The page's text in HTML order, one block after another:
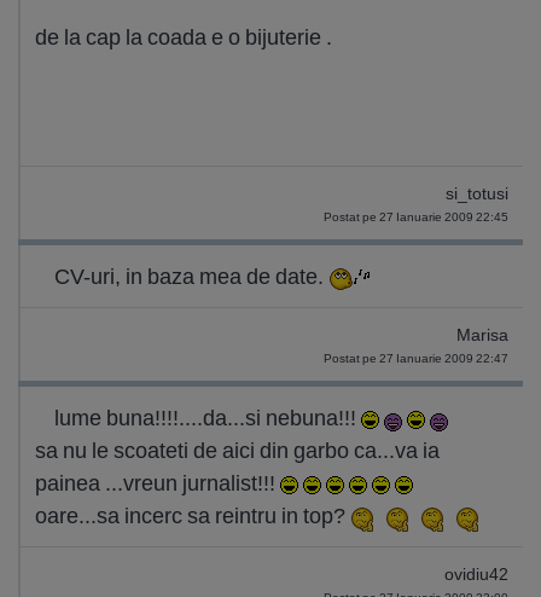
de la cap la coada e o bijuterie .
si_totusi
Postat pe 27 Ianuarie 2009 22:45
CV-uri, in baza mea de date.
Marisa
Postat pe 27 Ianuarie 2009 22:47
lume buna!!!!....da...si nebuna!!!
sa nu le scoateti de aici din garbo ca...va ia
painea ...vreun jurnalist!!!
oare...sa incerc sa reintru in top?
ovidiu42